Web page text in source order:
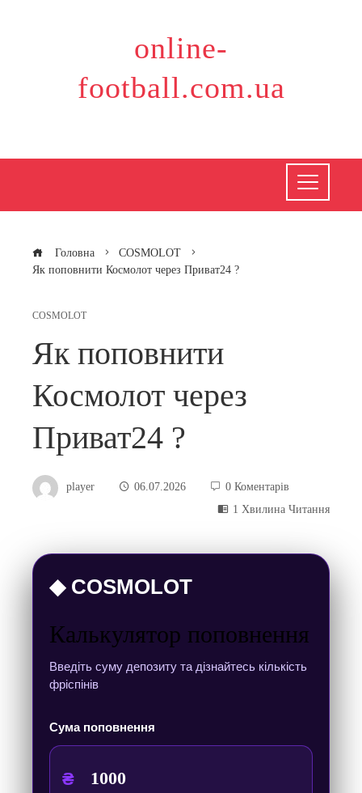
online-
football.com.ua
Головна
COSMOLOT
Як поповнити Космолот через Приват24 ?
COSMOLOT
Як поповнити
Космолот через
Приват24 ?
player 06.07.2026
0 Коментарів
1 Хвилина Читання
◆ COSMOLOT
Калькулятор поповнення
Введіть суму депозиту та дізнайтесь кількість
фріспінів
Сума поповнення
₴